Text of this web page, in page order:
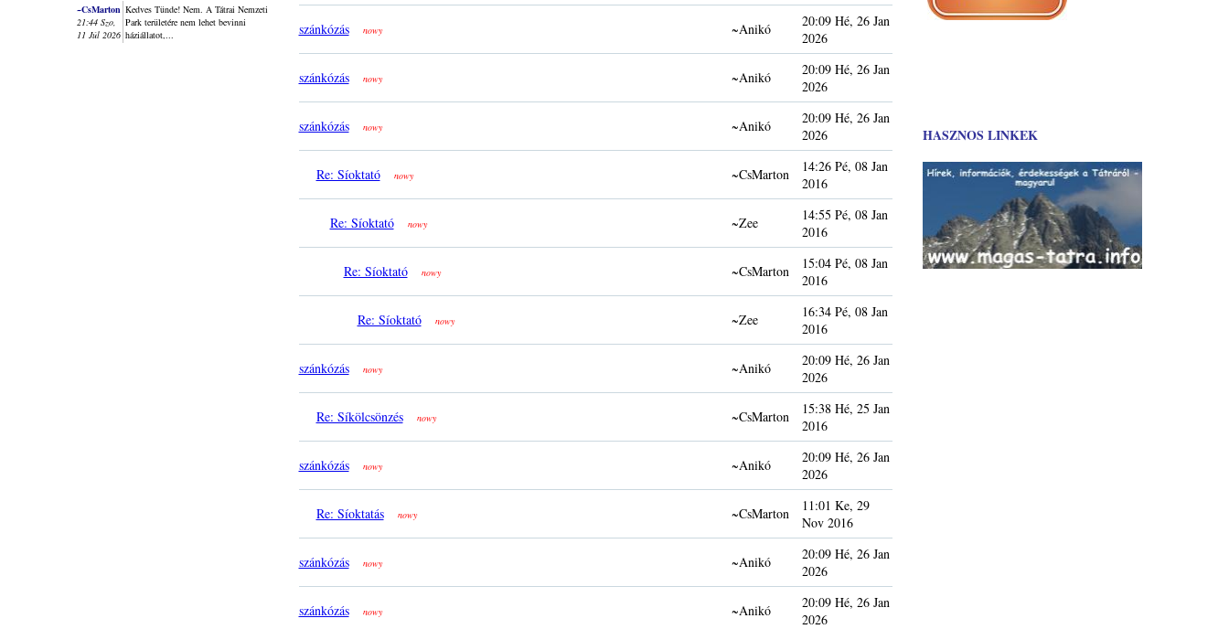
~CsMarton
21:44 Szo,
11 Júl 2026
Kedves Tünde! Nem. A Tátrai Nemzeti
Park területére nem lehet bevinni
háziállatot,...
szánkózás nowy ~Anikó
20:09 Hé, 26 Jan
2026
szánkózás nowy ~Anikó
20:09 Hé, 26 Jan
2026
szánkózás nowy ~Anikó
20:09 Hé, 26 Jan
2026
Re: Síoktató nowy ~CsMarton
14:26 Pé, 08 Jan
2016
Re: Síoktató nowy ~Zee
14:55 Pé, 08 Jan
2016
Re: Síoktató nowy ~CsMarton
15:04 Pé, 08 Jan
2016
Re: Síoktató nowy ~Zee
16:34 Pé, 08 Jan
2016
szánkózás nowy ~Anikó
20:09 Hé, 26 Jan
2026
Re: Síkölcsönzés nowy ~CsMarton
15:38 Hé, 25 Jan
2016
szánkózás nowy ~Anikó
20:09 Hé, 26 Jan
2026
Re: Síoktatás nowy ~CsMarton
11:01 Ke, 29
Nov 2016
szánkózás nowy ~Anikó
20:09 Hé, 26 Jan
2026
szánkózás nowy ~Anikó
20:09 Hé, 26 Jan
2026
HASZNOS LINKEK